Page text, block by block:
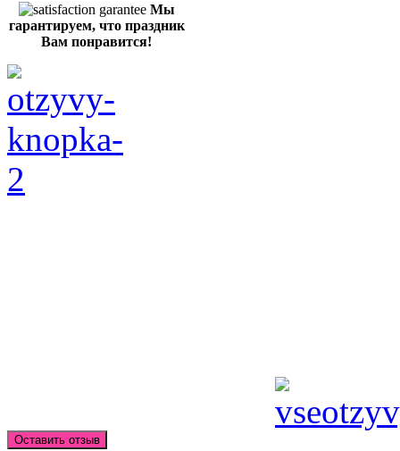
Мы
гарантируем, что праздник
Вам понравится!
Оставить отзыв